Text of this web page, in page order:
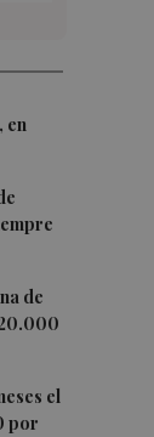
en
de
el
por